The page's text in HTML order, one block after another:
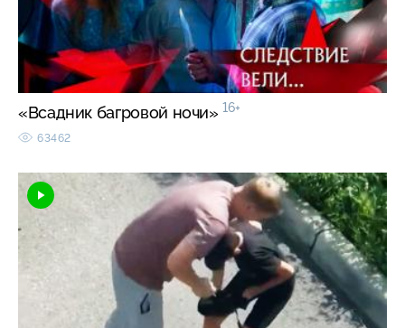
«Всадник багровой ночи» 16+
63462